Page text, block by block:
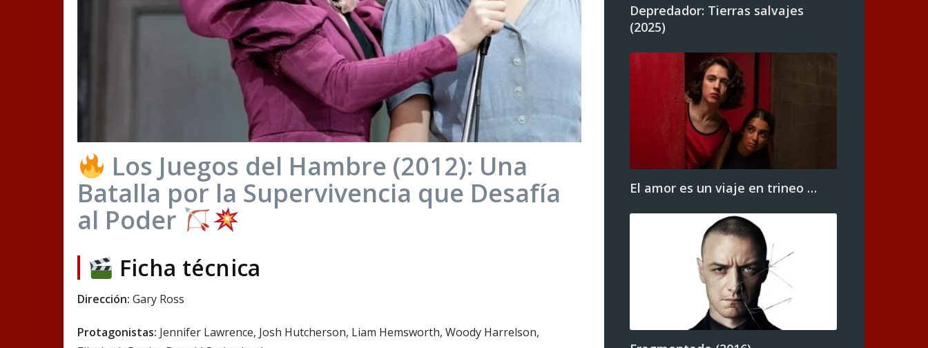
Los Juegos del Hambre (2012): Una
Batalla por la Supervivencia que Desafía
al Poder
Ficha técnica
Dirección: Gary Ross
Protagonistas: Jennifer Lawrence, Josh Hutcherson, Liam Hemsworth, Woody Harrelson,
Depredador: Tierras salvajes
(2025)
El amor es un viaje en trineo …